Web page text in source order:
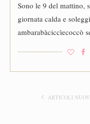
Sono le 9 del mattino,
giornata calda e
ambarabàciccìecoccò
ARTICOLI